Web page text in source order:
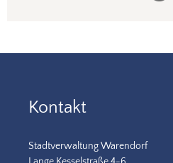
Kontakt
Stadtverwaltung Warendorf